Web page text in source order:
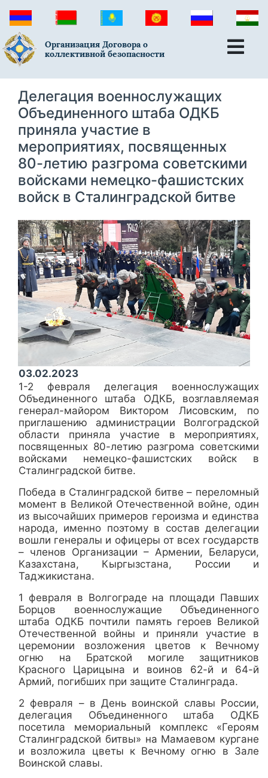
Организация Договора о
коллективной безопасности
Делегация военнослужащих
Объединенного штаба ОДКБ
приняла участие в
мероприятиях, посвященных
80-летию разгрома советскими
войсками немецко-фашистских
войск в Сталинградской битве
03.02.2023
1-2 февраля делегация военнослужащих
Объединенного штаба ОДКБ, возглавляемая
генерал-майором Виктором Лисовским, по
приглашению администрации Волгоградской
области приняла участие в мероприятиях,
посвященных 80-летию разгрома советскими
войсками немецко-фашистских войск в
Сталинградской битве.
Победа в Сталинградской битве – переломный
момент в Великой Отечественной войне, один
из высочайших примеров героизма и единства
народа, именно поэтому в состав делегации
вошли генералы и офицеры от всех государств
– членов Организации – Армении, Беларуси,
Казахстана, Кыргызстана, России и
Таджикистана.
1 февраля в Волгограде на площади Павших
Борцов военнослужащие Объединенного
штаба ОДКБ почтили память героев Великой
Отечественной войны и приняли участие в
церемонии возложения цветов к Вечному
огню на Братской могиле защитников
Красного Царицына и воинов 62-й и 64-й
Армий, погибших при защите Сталинграда.
2 февраля – в День воинской славы России,
делегация Объединенного штаба ОДКБ
посетила мемориальный комплекс «Героям
Сталинградской битвы» на Мамаевом кургане
и возложила цветы к Вечному огню в Зале
Воинской славы.